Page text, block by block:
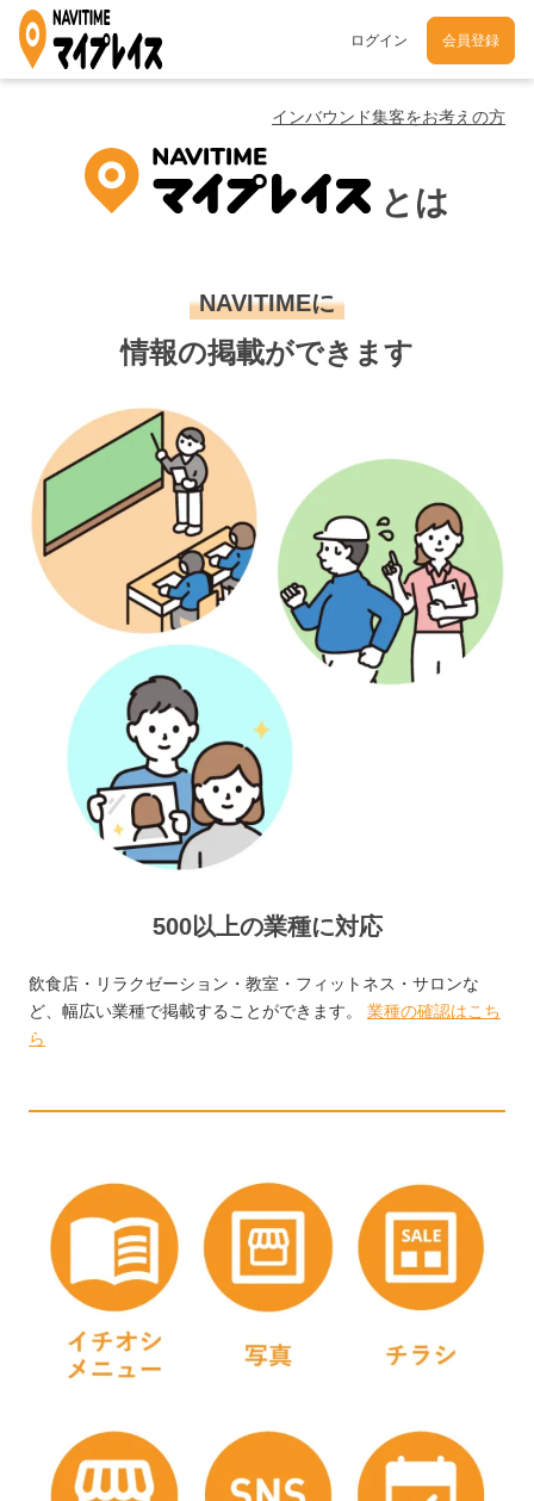
ログイン 会員登録
インバウンド集客をお考えの方
とは
NAVITIMEに
情報の掲載ができます
500以上の業種に対応
飲食店・リラクゼーション・教室・フィットネス・サロンな
ど、幅広い業種で掲載することができます。 業種の確認はこち
ら